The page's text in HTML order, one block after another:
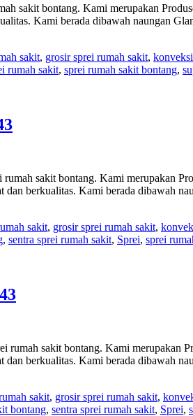
bontang. Kami merupakan
Kami berada dibawah naungan
sakit, grosir sprei rumah sakit,
rumah sakit, sprei rumah sakit bontang,
sakit bontang. Kami merupakan
berkualitas. Kami berada dibawah
sakit, grosir sprei rumah sakit,
, sentra sprei rumah sakit, Sprei, sprei
sakit bontang. Kami merupakan
berkualitas. Kami berada dibawah
sakit, grosir sprei rumah sakit,
bontang, sentra sprei rumah sakit, Sprei,